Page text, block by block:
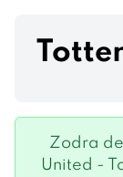
Zodra
United -